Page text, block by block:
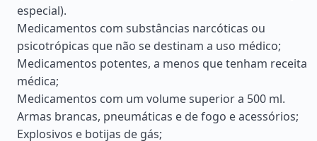
especial).
Medicamentos com substâncias narcóticas ou
psicotrópicas que não se destinam a uso médico;
Medicamentos potentes, a menos que tenham receita
médica;
Medicamentos com um volume superior a 500 ml.
Armas brancas, pneumáticas e de fogo e acessórios;
Explosivos e botijas de gás;